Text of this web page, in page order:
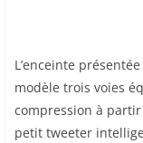
L’enceinte présentée
modèle trois voies
compression à partir
petit tweeter